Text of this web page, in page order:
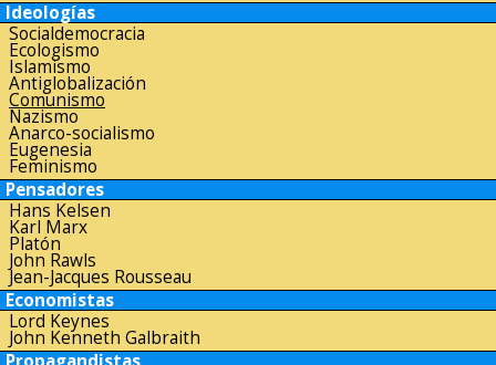
Ideologías
Socialdemocracia
Ecologismo
Islamismo
Antiglobalización
Comunismo
Nazismo
Anarco-socialismo
Eugenesia
Feminismo
Pensadores
Hans Kelsen
Karl Marx
Platón
John Rawls
Jean-Jacques Rousseau
Economistas
Lord Keynes
John Kenneth Galbraith